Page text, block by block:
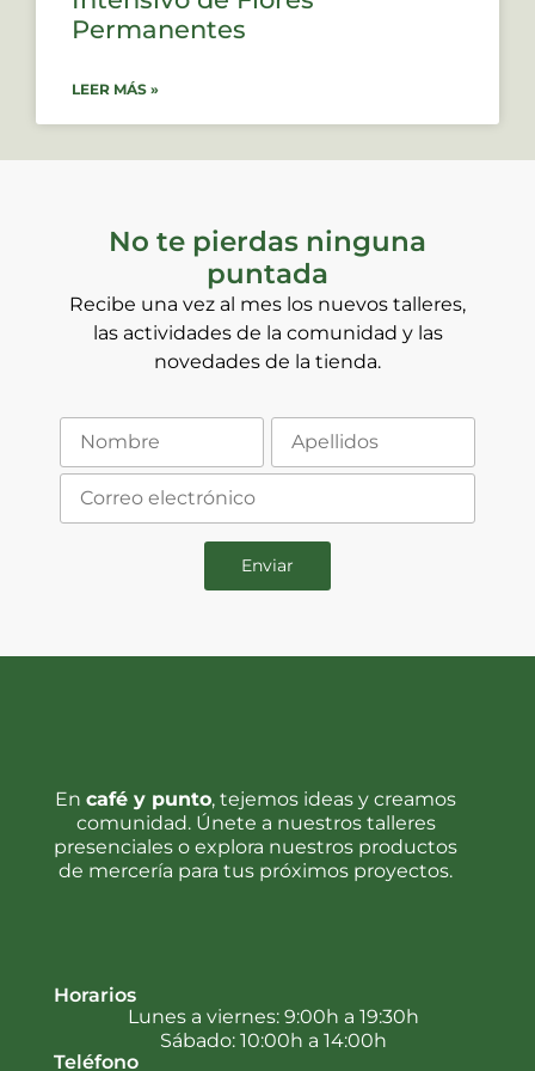
Permanentes
LEER MÁS »
No te pierdas ninguna
puntada
Recibe una vez al mes los nuevos talleres,
las actividades de la comunidad y las
novedades de la tienda.
En café y punto, tejemos ideas y creamos
comunidad. Únete a nuestros talleres
presenciales o explora nuestros productos
de mercería para tus próximos proyectos.
Horarios
Lunes a viernes: 9:00h a 19:30h
Sábado: 10:00h a 14:00h
Teléfono